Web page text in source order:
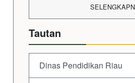
Tautan
Dinas Pendidikan Riau